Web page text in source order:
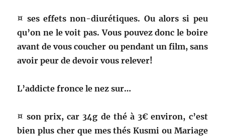
¤ ses effets non-diurétiques. Ou alors si peu
qu’on ne le voit pas. Vous pouvez donc le boire
avant de vous coucher ou pendant un film, sans
avoir peur de devoir vous relever!
L’addicte fronce le nez sur…
¤ son prix, car 34g de thé à 3€ environ, c’est
bien plus cher que mes thés Kusmi ou Mariage